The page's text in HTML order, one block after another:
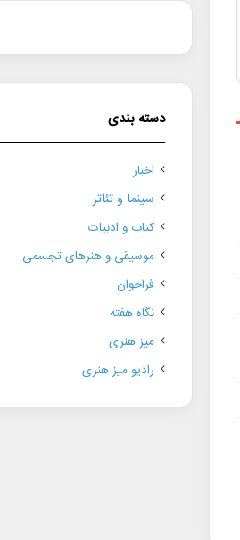
دسته بندی
اخبار
سینما و تئاتر
کتاب و ادبیات
موسیقی و هنرهای تجسمی
فراخوان
نگاه هفته
میز هنری
رادیو میز هنری